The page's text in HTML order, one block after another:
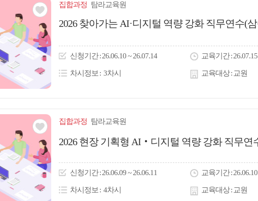
집합과정 탐라교육원
관심
아
이
2026 찾아가는 AI·디지털 역량 강화 직무연수(
신청기간 26.06.10 ~ 26.07.14 교육기간
차시정보 3차시 교육대상 교원
집합과정 탐라교육원
관심
아
이
2026 현장 기획형 AI‧디지털 역량 강화 직무연
신청기간 26.06.09 ~ 26.06.11 교육기간
차시정보 4차시 교육대상 교원